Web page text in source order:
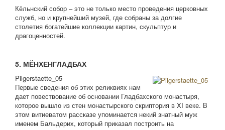
Кёльнский собор – это не только место проведения церковных
служб, но и крупнейший музей, где собраны за долгие
столетия богатейшие коллекции картин, скульптур и
драгоценностей.
5. МЁНХЕНГЛАДБАХ
Pilgerstaette_05
Первые сведения об этих реликвиях нам
дает повествование об основании Гладбахского монастыря,
которое вышло из стен монастырского скриптория в XI веке. В
этом витиеватом рассказе упоминается некий знатный муж
именем Бальдерих, который приказал построить на